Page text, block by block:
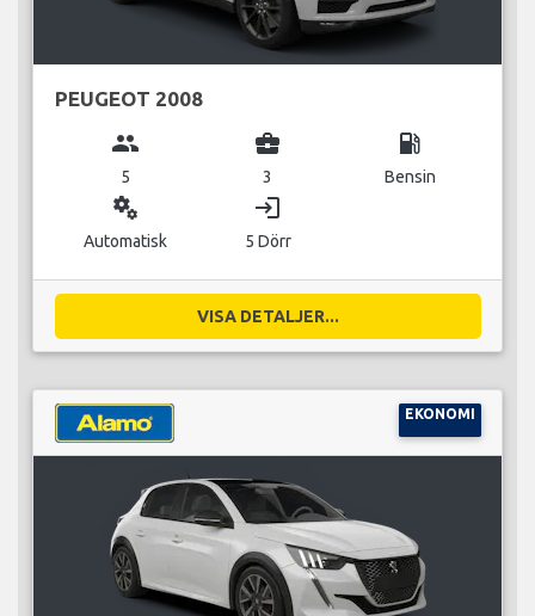
PEUGEOT 2008
group
5
business_center
3
local_gas_station
Bensin
miscellaneous_services
Automatisk
login
5 Dörr
VISA DETALJER...
EKONOMI